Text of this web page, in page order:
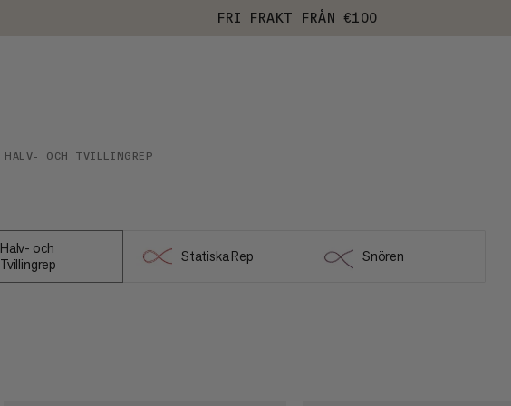
FRI FRAKT FRÅN €100
HALV- OCH TVILLINGREP
Halv- och
Tvillingrep
Statiska Rep Snören